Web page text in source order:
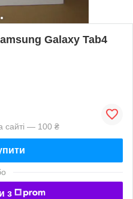
Galaxy Tab4
сайті — 100 ₴
з